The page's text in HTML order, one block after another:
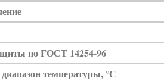
по ГОСТ 14254-96
температуры, °С